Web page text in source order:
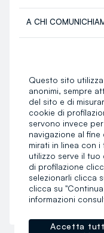
A CHI
TRASFERIMENTO
SEE
RESPONSABILE
I TUOI DIRITTI E
Ultimo
Consulta la
Questo sito
anonimi, sempre
del sito e di
cookie di
servono invece
navigazione al
mirati in linea con i
utilizzo serve il
di profilazione
selezionarli clicca
clicca su
informazioni
Accetta